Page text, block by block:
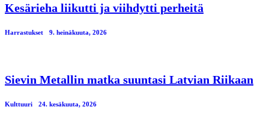
Kesärieha liikutti ja viihdytti perheitä
Harrastukset 9. heinäkuuta, 2026
Sievin Metallin matka suuntasi Latvian Riikaan
Kulttuuri 24. kesäkuuta, 2026